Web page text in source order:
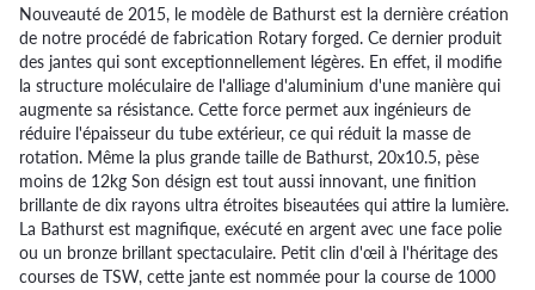
Nouveauté de 2015, le modèle de Bathurst est la dernière création
de notre procédé de fabrication Rotary forged. Ce dernier produit
des jantes qui sont exceptionnellement légères. En effet, il modifie
la structure moléculaire de l'alliage d'aluminium d'une manière qui
augmente sa résistance. Cette force permet aux ingénieurs de
réduire l'épaisseur du tube extérieur, ce qui réduit la masse de
rotation. Même la plus grande taille de Bathurst, 20x10.5, pèse
moins de 12kg Son désign est tout aussi innovant, une finition
brillante de dix rayons ultra étroites biseautées qui attire la lumière.
La Bathurst est magnifique, exécuté en argent avec une face polie
ou un bronze brillant spectaculaire. Petit clin d'œil à l'héritage des
courses de TSW, cette jante est nommée pour la course de 1000